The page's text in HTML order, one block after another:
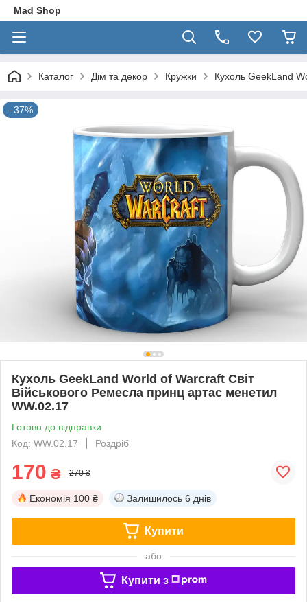
Mad Shop
Каталог Дім та декор Кружки Кухоль GeekLand
–37%
Кухоль GeekLand World of Warcraft Світ
Військового Ремесла принц артас менетил
WW.02.17
Готово до відправки
Код: WW.02.17
Роздріб
170 ₴ 270 ₴
Економія 100 ₴ Залишилось 6 днів
Купити
або
Купити з